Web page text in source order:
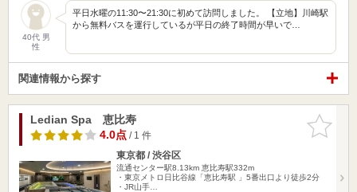
40代 男
性
平日水曜の11:30〜21:30に初めて訪問しました。 【立地】川崎駅
から無料バスを運行しているが平日の終了時間が早いで…
関連情報から探す
お気に入
りに追加
Ledian Spa 恵比寿
4.0点/ 1 件
東京都 / 渋谷区
流通センター駅8.13km 恵比寿駅332m
・東京メトロ日比谷線「恵比寿駅 」5番出口より徒歩2分
・JR山手…